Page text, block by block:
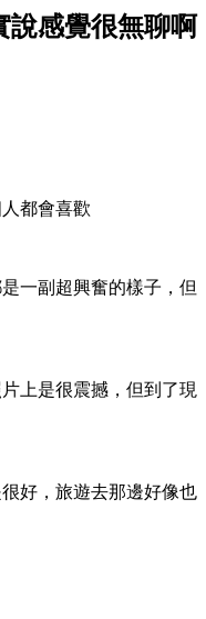
說感覺很無聊啊
都會喜歡
一副超興奮的樣子，但
上是很震撼，但到了現
好，旅遊去那邊好像也